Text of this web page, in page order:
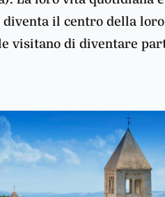
il centro della
visitano di diventare